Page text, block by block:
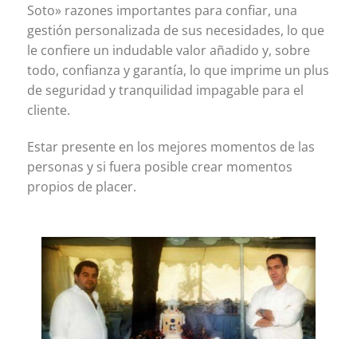
Soto» razones importantes para confiar, una
gestión personalizada de sus necesidades, lo que
le confiere un indudable valor añadido y, sobre
todo, confianza y garantía, lo que imprime un plus
de seguridad y tranquilidad impagable para el
cliente.
Estar presente en los mejores momentos de las
personas y si fuera posible crear momentos
propios de placer.